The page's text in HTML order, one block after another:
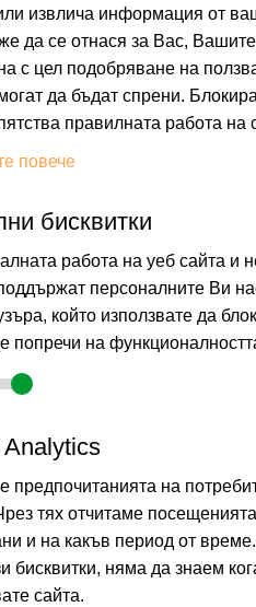
КРАНЕВО,
(от 15
ALL INCL
ТЕРМА ЕКО
КРАНЕВО,
8.9
(от 82
На изплащане с
Пълно описание
ТЕРМА ПАЛАС
извлича информация от
да се отнася за Вас,
с цел подобряване на
да бъдат спрени.
правилната работа на
повече
бисквитки
работа на уеб сайта и
персоналните Ви
който използвате да
попречи на
предпочитанията на
тях отчитаме
и на какъв период от
няма да знаем
сайта.